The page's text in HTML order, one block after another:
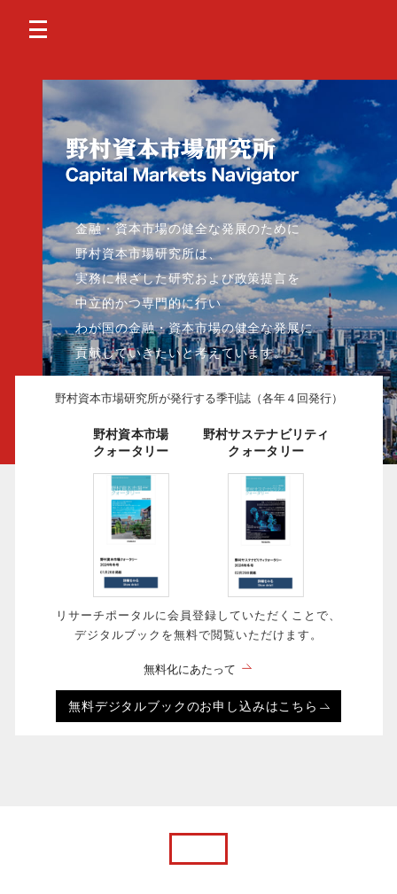
金融・資本市場の健全な発展のために
野村資本市場研究所は、
実務に根ざした研究および政策提言を
中立的かつ専門的に行い
わが国の金融・資本市場の健全な発展に
貢献していきたいと考えています。
野村資本市場研究所が発行する季刊誌（各年４回発行）
野村資本市場
クォータリー
野村サステナビリティ
クォータリー
リサーチポータルに会員登録していただくことで、
デジタルブックを無料で閲覧いただけます。
無料化にあたって
無料デジタルブックのお申し込みはこちら